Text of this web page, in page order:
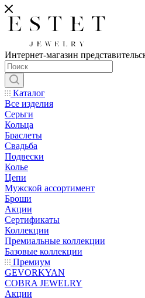
Интернет-магазин
Каталог
Все изделия
Серьги
Кольца
Браслеты
Свадьба
Подвески
Колье
Цепи
Мужской ассортимент
Броши
Акции
Сертификаты
Коллекции
Премиальные коллекции
Базовые коллекции
Премиум
GEVORKYAN
COBRA JEWELRY
Акции